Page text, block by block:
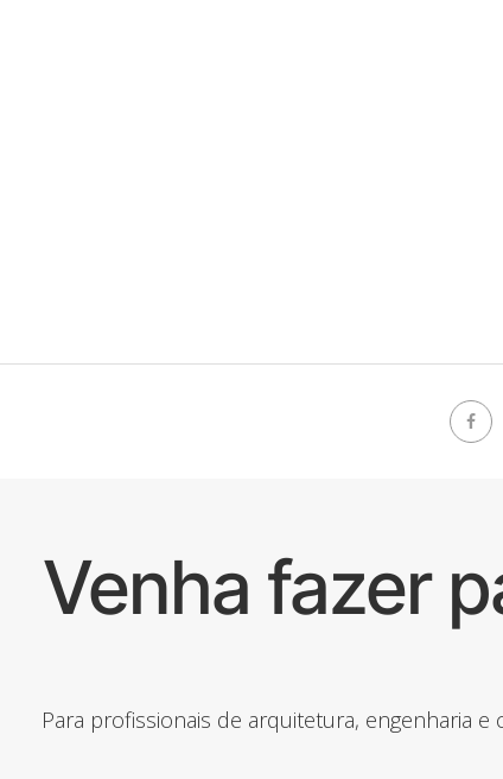
Venha fazer
Para profissionais de arquitetura, engenharia